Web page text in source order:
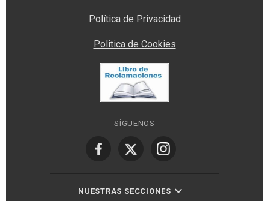
Política de Privacidad
Politica de Cookies
SÍGUENOS
NUESTRAS SECCIONES